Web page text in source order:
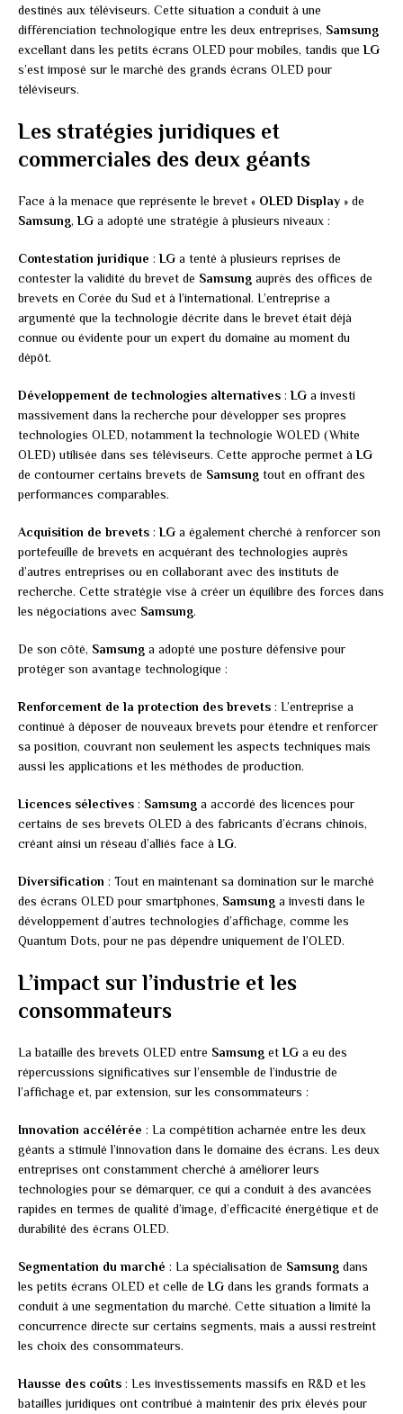
destinés aux téléviseurs. Cette situation a conduit à une
différenciation technologique entre les deux entreprises, Samsung
excellant dans les petits écrans OLED pour mobiles, tandis queLG
s’est imposé sur le marché des grands écrans OLED pour
téléviseurs.
Les stratégies juridiques et
commerciales des deux géants
Face à la menace que représente le brevet « OLED Display » de
Samsung,LG a adopté une stratégie à plusieurs niveaux :
Contestation juridique :LG a tenté à plusieurs reprises de
contester la validité du brevet de Samsung auprès des offices de
brevets en Corée du Sud et à l’international. L’entreprise a
argumenté que la technologie décrite dans le brevet était déjà
connue ou évidente pour un expert du domaine au moment du
dépôt.
Développement de technologies alternatives :LG a investi
massivement dans la recherche pour développer ses propres
technologies OLED, notamment la technologie WOLED (White
OLED) utilisée dans ses téléviseurs. Cette approche permet àLG
de contourner certains brevets de Samsung tout en offrant des
performances comparables.
Acquisition de brevets :LG a également cherché à renforcer son
portefeuille de brevets en acquérant des technologies auprès
d’autres entreprises ou en collaborant avec des instituts de
recherche. Cette stratégie vise à créer un équilibre des forces dans
les négociations avec Samsung.
De son côté, Samsung a adopté une posture défensive pour
protéger son avantage technologique :
Renforcement de la protection des brevets : L’entreprise a
continué à déposer de nouveaux brevets pour étendre et renforcer
sa position, couvrant non seulement les aspects techniques mais
aussi les applications et les méthodes de production.
Licences sélectives : Samsung a accordé des licences pour
certains de ses brevets OLED à des fabricants d’écrans chinois,
créant ainsi un réseau d’alliés face àLG.
Diversification : Tout en maintenant sa domination sur le marché
des écrans OLED pour smartphones, Samsung a investi dans le
développement d’autres technologies d’affichage, comme les
Quantum Dots, pour ne pas dépendre uniquement de l’OLED.
L’impact sur l’industrie et les
consommateurs
La bataille des brevets OLED entre Samsung etLG a eu des
répercussions significatives sur l’ensemble de l’industrie de
l’affichage et, par extension, sur les consommateurs :
Innovation accélérée : La compétition acharnée entre les deux
géants a stimulé l’innovation dans le domaine des écrans. Les deux
entreprises ont constamment cherché à améliorer leurs
technologies pour se démarquer, ce qui a conduit à des avancées
rapides en termes de qualité d’image, d’efficacité énergétique et de
durabilité des écrans OLED.
Segmentation du marché : La spécialisation de Samsung dans
les petits écrans OLED et celle deLG dans les grands formats a
conduit à une segmentation du marché. Cette situation a limité la
concurrence directe sur certains segments, mais a aussi restreint
les choix des consommateurs.
Hausse des coûts : Les investissements massifs en R&D et les
batailles juridiques ont contribué à maintenir des prix élevés pour